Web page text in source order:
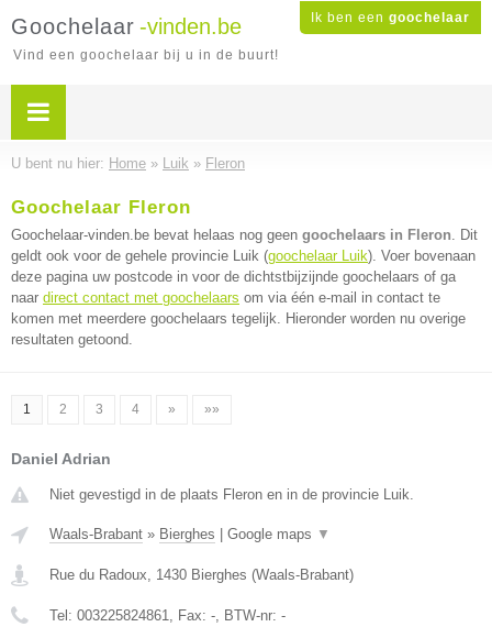
Ik ben een goochelaar
Goochelaar -vinden.be
Vind een goochelaar bij u in de buurt!
U bent nu hier: Home » Luik » Fleron
Goochelaar Fleron
Goochelaar-vinden.be bevat helaas nog geen goochelaars in Fleron. Dit
geldt ook voor de gehele provincie Luik (goochelaar Luik). Voer bovenaan
deze pagina uw postcode in voor de dichtstbijzijnde goochelaars of ga
naar direct contact met goochelaars om via één e-mail in contact te
komen met meerdere goochelaars tegelijk. Hieronder worden nu overige
resultaten getoond.
1 2 3 4 » »»
Daniel Adrian
Niet gevestigd in de plaats Fleron en in de provincie Luik.
Waals-Brabant » Bierghes Google maps ▼
Rue du Radoux, 1430 Bierghes (Waals-Brabant)
Tel: 003225824861, Fax: -, BTW-nr: -